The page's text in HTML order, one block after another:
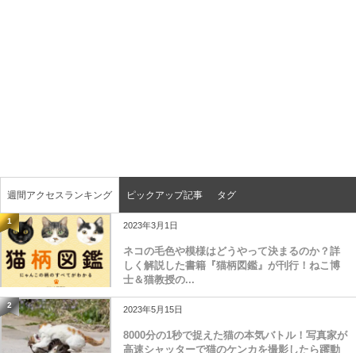
週間アクセスランキング ピックアップ記事 タグ
1 2023年3月1日
ネコの毛色や模様はどうやって決まるのか？詳
しく解説した書籍『猫柄図鑑』が刊行！ねこ博
士＆猫教授の...
2 2023年5月15日
8000分の1秒で捉えた猫の本気バトル！写真家が
高速シャッターで猫のケンカを撮影したら躍動